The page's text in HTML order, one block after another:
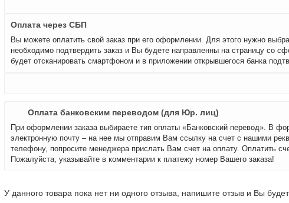
Оплата через СБП
Вы можете оплатить свой заказ при его оформлении. Для этого нужно
необходимо подтвердить заказ и Вы будете направленны на страницу со
будет отсканировать смартфоном и в приложении открывшегося банка
Оплата банковским переводом (для Юр. лиц)
При оформлении заказа выбираете тип оплаты «Банковский перевод». В
электронную почту – на нее мы отправим Вам ссылку на счет с нашими
телефону, попросите менеджера прислать Вам счет на оплату. Оплатить
Пожалуйста, указывайте в комментарии к платежу номер Вашего заказа!
У данного товара пока нет ни одного отзыва, напишите отзыв и Вы